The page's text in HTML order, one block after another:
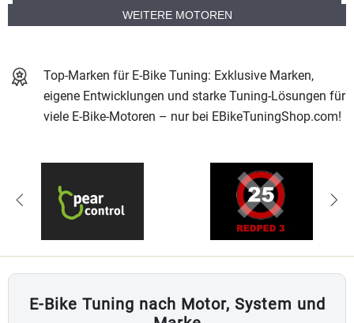
WEITERE MOTOREN
Top-Marken für E-Bike Tuning: Exklusive Marken,
eigene Entwicklungen und starke Tuning-Lösungen für
viele E-Bike-Motoren – nur bei EBikeTuningShop.com!
E-Bike Tuning nach Motor, System und